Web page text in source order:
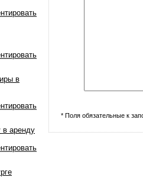
в
в аренду
* Поля обязательные к